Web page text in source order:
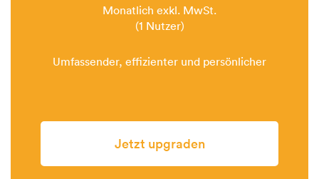
Monatlich exkl. MwSt.
(1 Nutzer)
Umfassender, effizienter und persönlicher
Jetzt upgraden